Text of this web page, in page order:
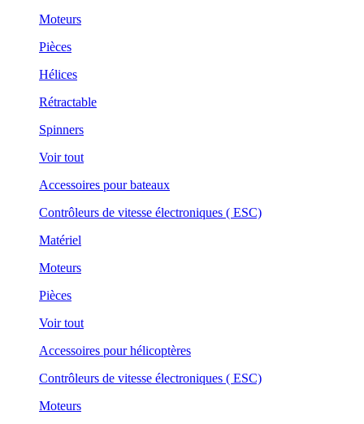
Moteurs
Pièces
Hélices
Rétractable
Spinners
Voir tout
Accessoires pour bateaux
Contrôleurs de vitesse électroniques ( ESC)
Matériel
Moteurs
Pièces
Voir tout
Accessoires pour hélicoptères
Contrôleurs de vitesse électroniques ( ESC)
Moteurs